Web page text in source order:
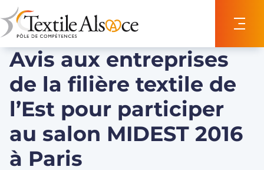
Avis aux entreprises
de la filière textile de
l’Est pour participer
au salon MIDEST 2016
à Paris
Panneau de gestion des cookies